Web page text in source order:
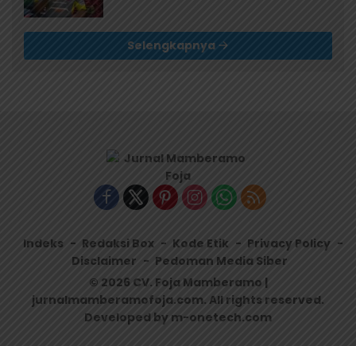
Selengkapnya
Indeks Redaksi Box Kode Etik
Privacy Policy
Disclaimer
Pedoman Media Siber
© 2026 CV. Foja Mamberamo |
jurnalmamberamofoja.com. All rights reserved.
Developed by m-onetech.com